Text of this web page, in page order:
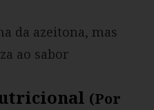
da azeitona, mas
ao sabor
(por